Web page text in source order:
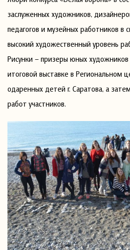
заслуженных художников,
педагогов и музейных работников в
высокий художественный уровень
Рисунки – призеры юных художников
итоговой выставке в Региональном
одаренных детей г. Саратова, а
работ участников.